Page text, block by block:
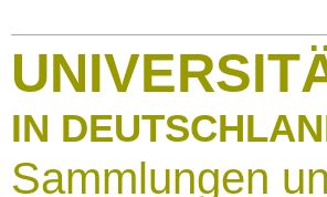
IN
Sammlungen